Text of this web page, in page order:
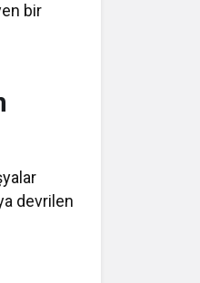
bir
devrilen